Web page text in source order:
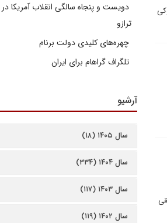
دویست و پنجاه سالگی انقلاب آمریکا در
ترازو
چهره‌های کلیدی دولت برنام
تلگراف گراهام برای ایران
آرشیو
سال ۱۴۰۵ (۱۸)
سال ۱۴۰۴ (۳۳۴)
سال ۱۴۰۳ (۱۱۷)
سال ۱۴۰۲ (۱۱۹)